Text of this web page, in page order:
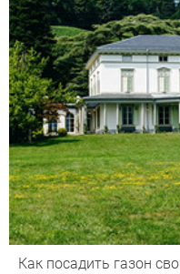
Как посадить газон